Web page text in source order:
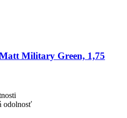
Military Green, 1,75
odolnosť